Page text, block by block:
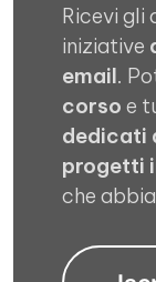
Ricevi gli
iniziative
email.
corso e
dedicati
progetti
che